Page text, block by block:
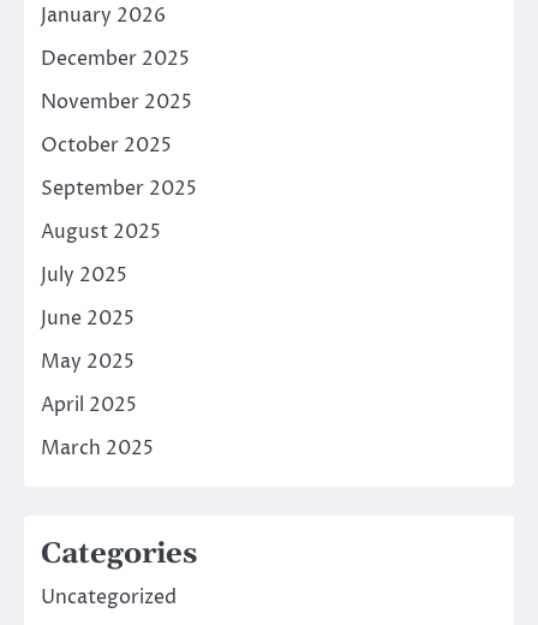
January 2026
December 2025
November 2025
October 2025
September 2025
August 2025
July 2025
June 2025
May 2025
April 2025
March 2025
Categories
Uncategorized